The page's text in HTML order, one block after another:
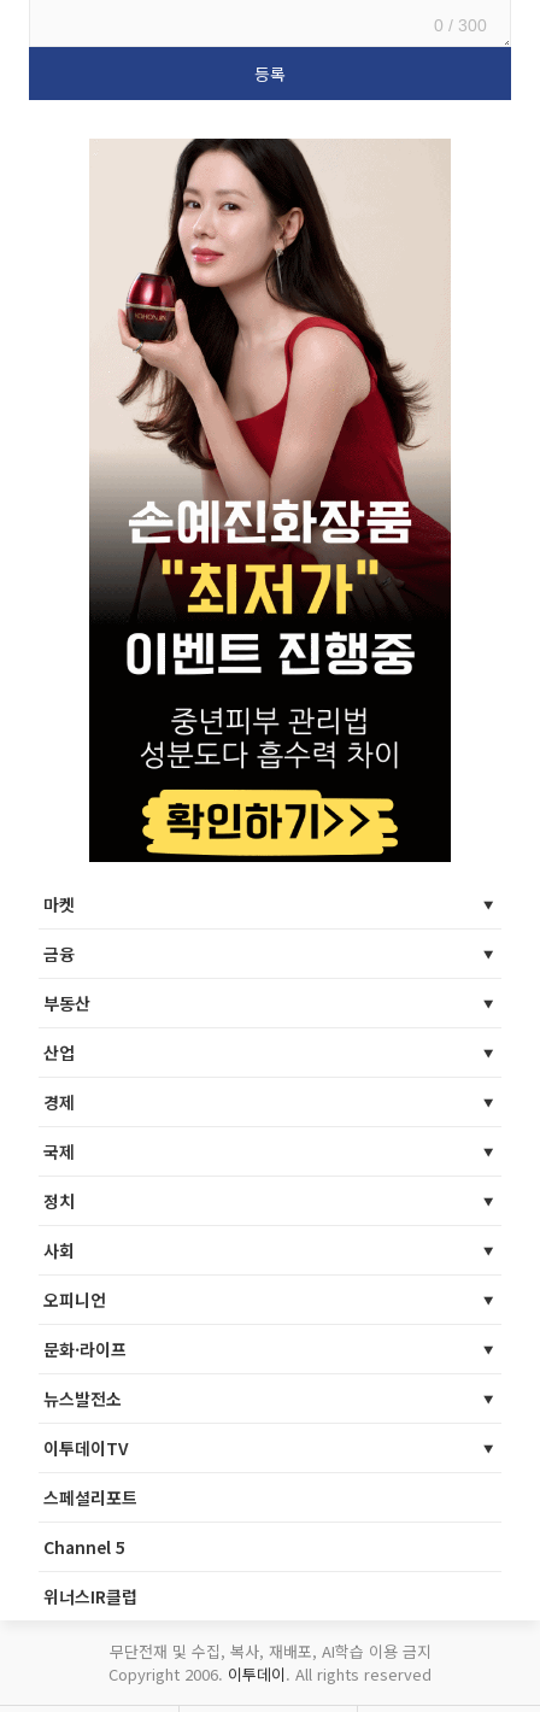
0 / 300
마켓
금융
부동산
산업
경제
국제
정치
사회
오피니언
문화·라이프
뉴스발전소
이투데이TV
스페셜리포트
Channel 5
위너스IR클럽
무단전재 및 수집, 복사, 재배포, AI학습 이용 금지
Copyright 2006. 이투데이. All rights reserved